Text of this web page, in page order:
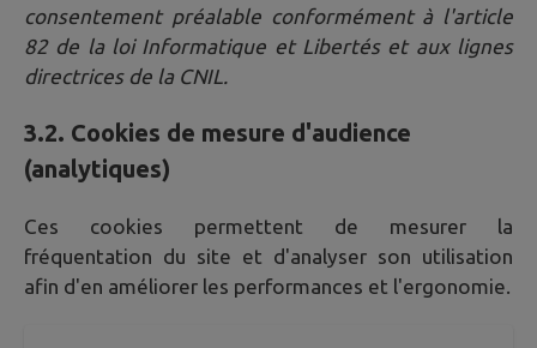
consentement préalable conformément à l'article
82 de la loi Informatique et Libertés et aux lignes
directrices de la CNIL.
3.2. Cookies de mesure d'audience
(analytiques)
Ces cookies permettent de mesurer la
fréquentation du site et d'analyser son utilisation
afin d'en améliorer les performances et l'ergonomie.